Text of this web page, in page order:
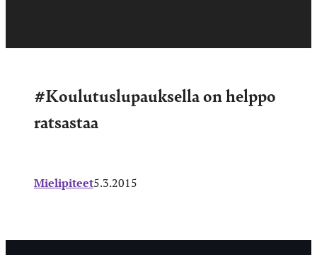
#Koulutuslupauksella on helppo
ratsastaa
Mielipiteet5.3.2015